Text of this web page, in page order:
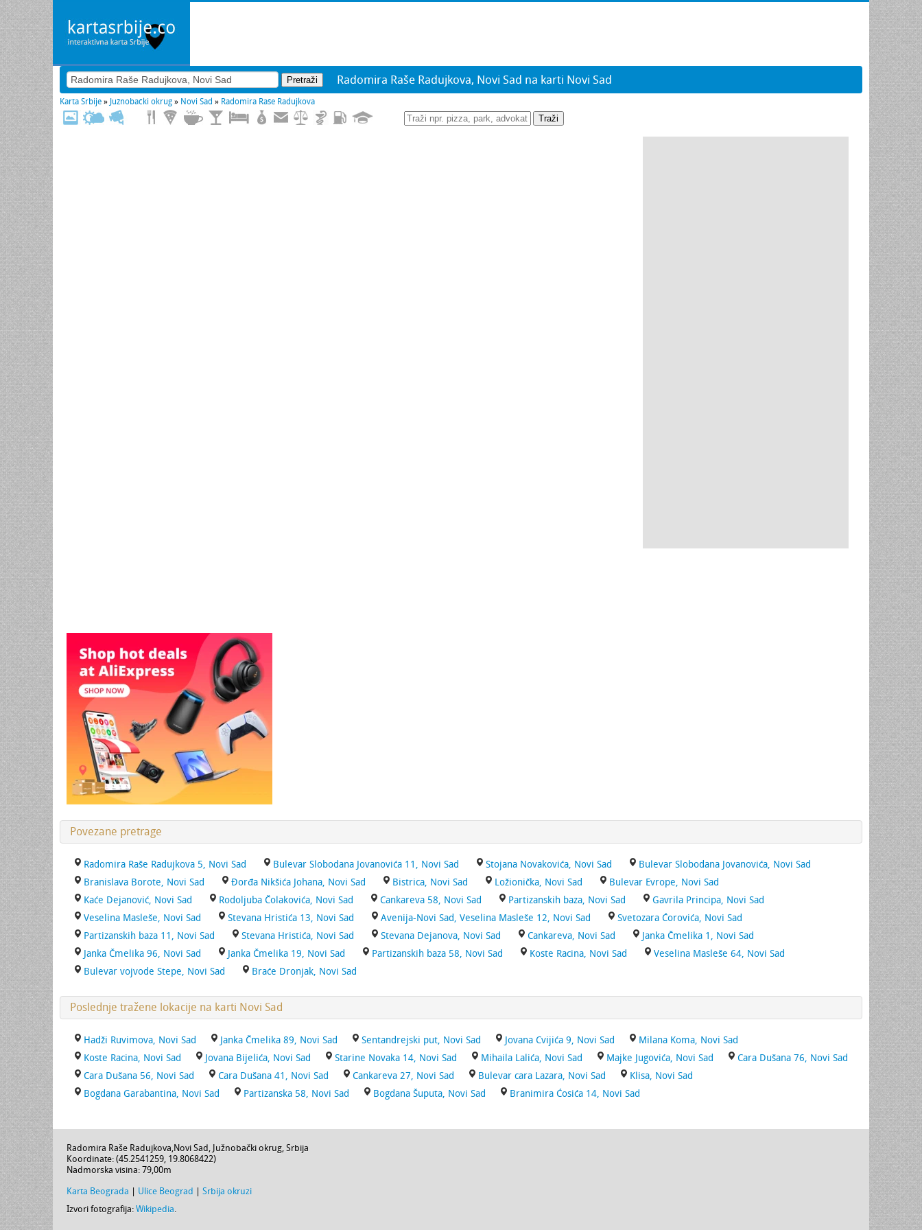
Radomira Raše Radujkova, Novi Sad na karti Novi Sad
Karta Srbije » Južnobački okrug » Novi Sad » Radomira Raše Radujkova
Traži
Povezane pretrage
Radomira Raše Radujkova 5, Novi Sad Bulevar Slobodana Jovanovića 11, Novi Sad Stojana Novakovića, Novi Sad
Bulevar Slobodana Jovanovića, Novi Sad
Branislava Borote, Novi Sad
Đorđa Nikšića Johana, Novi Sad Bistrica, Novi Sad Ložionička, Novi Sad
Bulevar Evrope, Novi Sad
Kaće Dejanović, Novi Sad
Rodoljuba Čolakovića, Novi Sad Cankareva 58, Novi Sad Partizanskih baza, Novi Sad
Gavrila Principa, Novi Sad
Veselina Masleše, Novi Sad
Stevana Hristića 13, Novi Sad Avenija-Novi Sad, Veselina Masleše 12, Novi Sad
Svetozara Ćorovića, Novi Sad
Partizanskih baza 11, Novi Sad
Stevana Hristića, Novi Sad Stevana Dejanova, Novi Sad Cankareva, Novi Sad
Janka Čmelika 1, Novi Sad
Janka Čmelika 96, Novi Sad
Janka Čmelika 19, Novi Sad Partizanskih baza 58, Novi Sad Koste Racina, Novi Sad
Veselina Masleše 64, Novi Sad
Bulevar vojvode Stepe, Novi Sad
Braće Dronjak, Novi Sad
Poslednje tražene lokacije na karti Novi Sad
Hadži Ruvimova, Novi Sad Janka Čmelika 89, Novi Sad Sentandrejski put, Novi Sad Jovana Cvijića 9, Novi Sad
Milana Koma, Novi Sad
Koste Racina, Novi Sad
Jovana Bijelića, Novi Sad Starine Novaka 14, Novi Sad Mihaila Lalića, Novi Sad Majke Jugovića, Novi Sad
Cara Dušana 76, Novi Sad
Cara Dušana 56, Novi Sad
Cara Dušana 41, Novi Sad Cankareva 27, Novi Sad Bulevar cara Lazara, Novi Sad
Klisa, Novi Sad
Bogdana Garabantina, Novi Sad
Partizanska 58, Novi Sad Bogdana Šuputa, Novi Sad Branimira Ćosića 14, Novi Sad
Radomira Raše Radujkova,Novi Sad, Južnobački okrug, Srbija
Koordinate: (45.2541259, 19.8068422)
Nadmorska visina: 79,00m
Karta Beograda Ulice Beograd
Srbija okruzi
Izvori fotografija: Wikipedia.